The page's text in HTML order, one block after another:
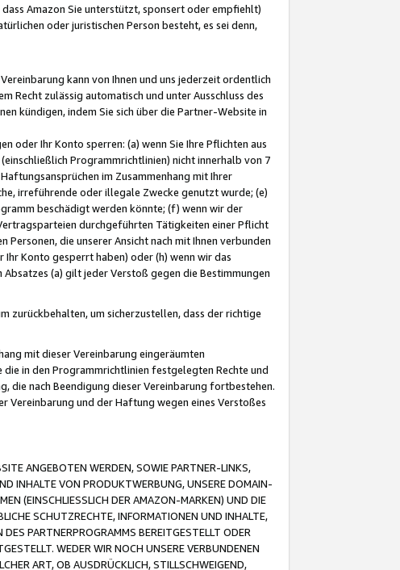
Amazon Sie unterstützt, sponsert oder empfiehlt)
oder juristischen Person besteht, es sei denn,
kann von Ihnen und uns jederzeit ordentlich
Recht zulässig automatisch und unter Ausschluss des
kündigen, indem Sie sich über die Partner-Website in
oder Ihr Konto sperren: (a) wenn Sie Ihre Pflichten aus
Programmrichtlinien) nicht innerhalb von 7
im Zusammenhang mit Ihrer
irreführende oder illegale Zwecke genutzt wurde; (e)
beschädigt werden könnte; (f) wenn wir der
durchgeführten Tätigkeiten einer Pflicht
die unserer Ansicht nach mit Ihnen verbunden
Konto gesperrt haben) oder (h) wenn wir das
(a) gilt jeder Verstoß gegen die Bestimmungen
zurückbehalten, um sicherzustellen, dass der richtige
mit dieser Vereinbarung eingeräumten
in den Programmrichtlinien festgelegten Rechte und
die nach Beendigung dieser Vereinbarung fortbestehen.
Vereinbarung und der Haftung wegen eines Verstoßes
ANGEBOTEN WERDEN, SOWIE PARTNER-LINKS,
INHALTE VON PRODUKTWERBUNG, UNSERE DOMAIN-
(EINSCHLIESSLICH DER AMAZON-MARKEN) UND DIE
SCHUTZRECHTE, INFORMATIONEN UND INHALTE,
PARTNERPROGRAMMS BEREITGESTELLT ODER
WEDER WIR NOCH UNSERE VERBUNDENEN
ART, OB AUSDRÜCKLICH, STILLSCHWEIGEND,